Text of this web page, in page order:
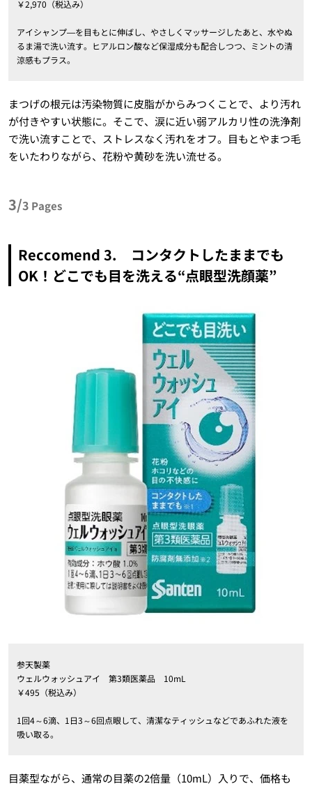
￥2,970（税込み）
アイシャンプ―を目もとに伸ばし、やさしくマッサージしたあと、水やぬ
るま湯で洗い流す。ヒアルロン酸など保湿成分も配合しつつ、ミントの清
涼感もプラス。
まつげの根元は汚染物質に皮脂がからみつくことで、より汚れ
が付きやすい状態に。そこで、涙に近い弱アルカリ性の洗浄剤
で洗い流すことで、ストレスなく汚れをオフ。目もとやまつ毛
をいたわりながら、花粉や黄砂を洗い流せる。
3/3 Pages
Reccomend 3. コンタクトしたままでも
OK！どこでも目を洗える“点眼型洗顔薬”
参天製薬
ウェルウォッシュアイ 第3類医薬品 10mL
￥495（税込み）
1回4～6滴、1日3～6回点眼して、清潔なティッシュなどであふれた液を
吸い取る。
目薬型ながら、通常の目薬の2倍量（10mL）入りで、価格も